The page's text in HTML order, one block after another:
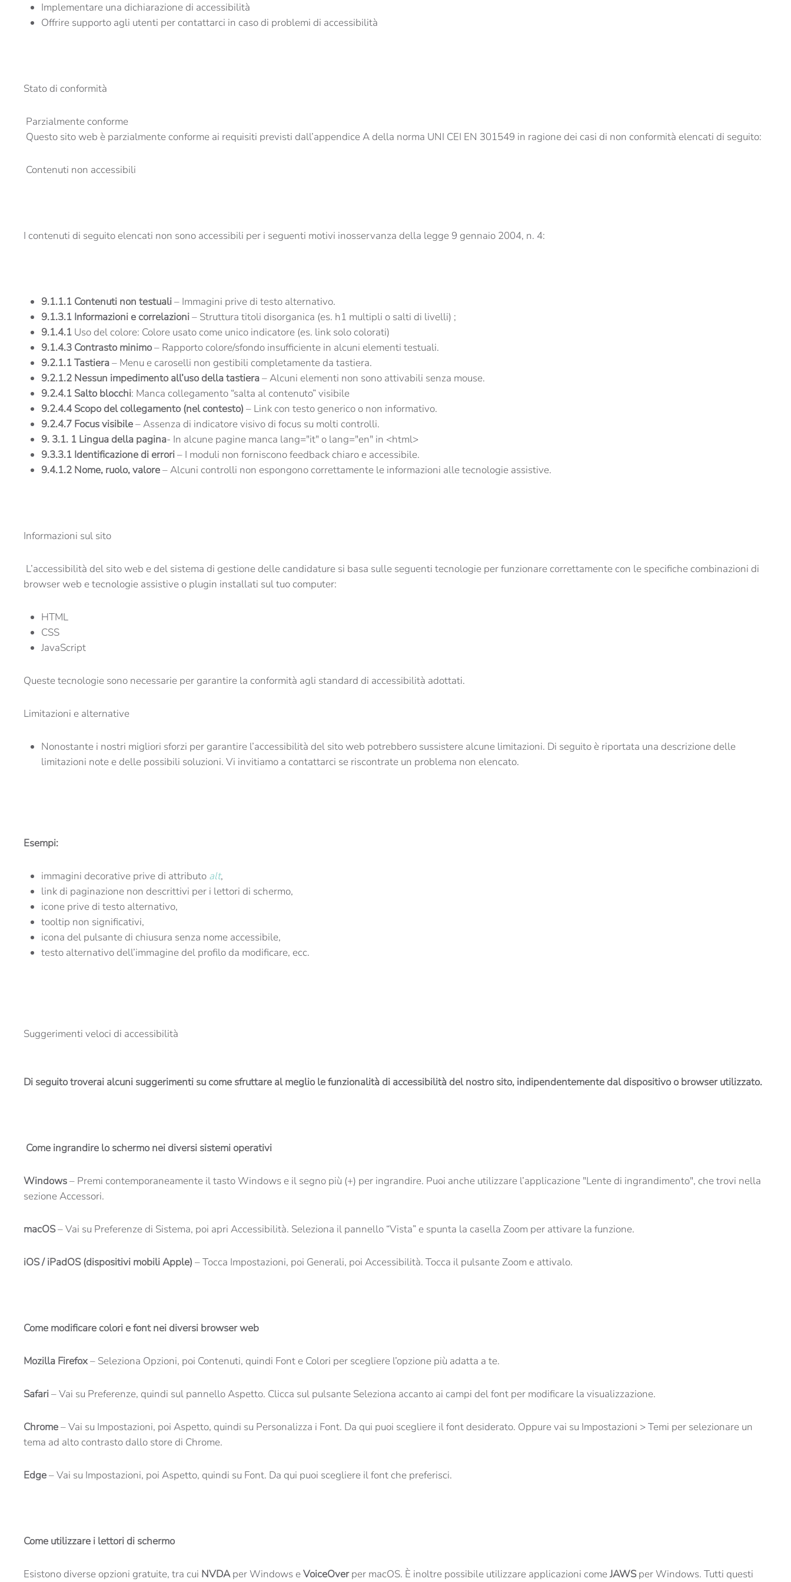
Implementare una dichiarazione di accessibilità
Offrire supporto agli utenti per contattarci in caso di problemi di accessibilità
Stato di conformità
Parzialmente conforme
Questo sito web è parzialmente conforme ai requisiti previsti dall’appendice A della norma UNI CEI EN 301549 in ragione dei casi di non conformità elencati di seguito:
Contenuti non accessibili
I contenuti di seguito elencati non sono accessibili per i seguenti motivi inosservanza della legge 9 gennaio 2004, n. 4:
9.1.1.1 Contenuti non testuali– Immagini prive di testo alternativo.
9.1.3.1 Informazioni e correlazioni– Struttura titoli disorganica (es. h1 multipli o salti di livelli) ;
9.1.4.1 Uso del colore: Colore usato come unico indicatore (es. link solo colorati)
9.1.4.3 Contrasto minimo– Rapporto colore/sfondo insufficiente in alcuni elementi testuali.
9.2.1.1 Tastiera– Menu e caroselli non gestibili completamente da tastiera.
9.2.1.2 Nessun impedimento all’uso della tastiera– Alcuni elementi non sono attivabili senza mouse.
9.2.4.1 Salto blocchi: Manca collegamento “salta al contenuto” visibile
9.2.4.4 Scopo del collegamento (nel contesto) – Link con testo generico o non informativo.
9.2.4.7 Focus visibile– Assenza di indicatore visivo di focus su molti controlli.
9. 3.1. 1 Lingua della pagina- In alcune pagine manca lang="it" o lang="en" in <html>
9.3.3.1 Identificazione di errori– I moduli non forniscono feedback chiaro e accessibile.
9.4.1.2 Nome, ruolo, valore– Alcuni controlli non espongono correttamente le informazioni alle tecnologie assistive.
Informazioni sul sito
L’accessibilità del sito web e del sistema di gestione delle candidature si basa sulle seguenti tecnologie per funzionare correttamente con le specifiche combinazioni di
browser web e tecnologie assistive o plugin installati sul tuo computer:
HTML
CSS
JavaScript
Queste tecnologie sono necessarie per garantire la conformità agli standard di accessibilità adottati.
Limitazioni e alternative
Nonostante i nostri migliori sforzi per garantire l’accessibilità del sito web potrebbero sussistere alcune limitazioni. Di seguito è riportata una descrizione delle
limitazioni note e delle possibili soluzioni. Vi invitiamo a contattarci se riscontrate un problema non elencato.
Esempi:
immagini decorative prive di attributo alt,
link di paginazione non descrittivi per i lettori di schermo,
icone prive di testo alternativo,
tooltip non significativi,
icona del pulsante di chiusura senza nome accessibile,
testo alternativo dell’immagine del profilo da modificare, ecc.
Suggerimenti veloci di accessibilità
Di seguito troverai alcuni suggerimenti su come sfruttare al meglio le funzionalità di accessibilità del nostro sito, indipendentemente dal dispositivo o browser utilizzato.
Come ingrandire lo schermo nei diversi sistemi operativi
Windows– Premi contemporaneamente il tasto Windows e il segno più (+) per ingrandire. Puoi anche utilizzare l’applicazione "Lente di ingrandimento", che trovi nella
sezione Accessori.
macOS– Vai su Preferenze di Sistema, poi apri Accessibilità. Seleziona il pannello “Vista” e spunta la casella Zoom per attivare la funzione.
iOS / iPadOS (dispositivi mobili Apple) – Tocca Impostazioni, poi Generali, poi Accessibilità. Tocca il pulsante Zoom e attivalo.
Come modificare colori e font nei diversi browser web
Mozilla Firefox– Seleziona Opzioni, poi Contenuti, quindi Font e Colori per scegliere l’opzione più adatta a te.
Safari– Vai su Preferenze, quindi sul pannello Aspetto. Clicca sul pulsante Seleziona accanto ai campi del font per modificare la visualizzazione.
Chrome– Vai su Impostazioni, poi Aspetto, quindi su Personalizza i Font. Da qui puoi scegliere il font desiderato. Oppure vai su Impostazioni > Temi per selezionare un
tema ad alto contrasto dallo store di Chrome.
Edge– Vai su Impostazioni, poi Aspetto, quindi su Font. Da qui puoi scegliere il font che preferisci.
Come utilizzare i lettori di schermo
Esistono diverse opzioni gratuite, tra cui NVDAper Windows eVoiceOverper macOS. È inoltre possibile utilizzare applicazioni comeJAWSper Windows. Tutti questi